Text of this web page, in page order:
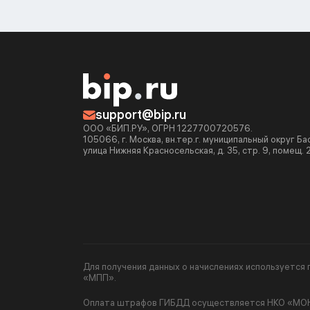
support@bip.ru
ООО «БИП.РУ», ОГРН 1227700720576.
105066, г. Москва, вн.тер.г. муниципальный округ
улица Нижняя Красносельская, д. 35, стр. 9, помещ.
Для получения данных о начислениях
«МПП».
Оплата штрафов ГИБДД осуществляется НКО